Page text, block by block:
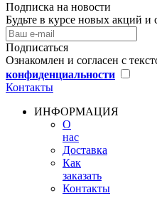
Подписка на новости
Будьте в курсе новых акций
Подписаться
Ознакомлен и согласен с
конфиденциальности
Контакты
ИНФОРМАЦИЯ
О
нас
Доставка
Как
заказать
Контакты